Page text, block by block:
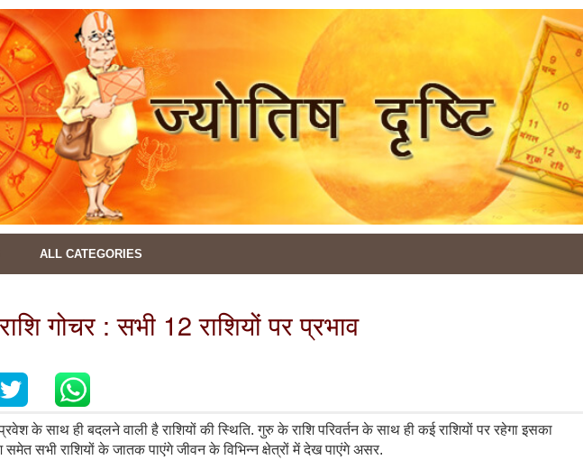
ALL CATEGORIES
गोचर : सभी 12 राशियों पर प्रभाव
के साथ ही बदलने वाली है राशियों की स्थिति. गुरु के राशि परिवर्तन के साथ ही कई राशियों पर रहेगा इसका
समेत सभी राशियों के जातक पाएंगे जीवन के विभिन्न क्षेत्रों में देख पाएंगे असर.